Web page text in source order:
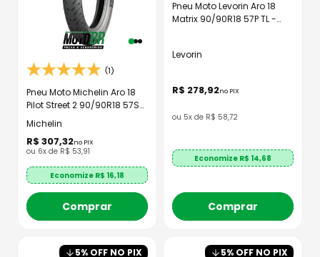
(1)
Pneu Moto Michelin Aro 18
Pilot Street 2 90/90R18 57S
TL - Traseiro
Michelin
R$ 307,32no PIX
ou 6x de R$ 53,91
Economize R$ 16,18
Comprar
Pneu Moto Levorin Aro 18
Matrix 90/90R18 57P TL -
Levorin
R$ 278,92no PIX
ou 5x de R$ 58,72
Economize R$ 14,68
Comprar
5% OFF NO PIX 5% OFF NO PIX